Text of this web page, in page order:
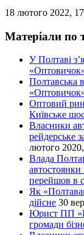
18 лютого 2022,
Матеріали по
У Полтаві
Полтавська
Оптовий
Київське
Власники
рейдерське
лютого
Влада
перейшов в
Як
дійсне 30
Юрист ПП
громади